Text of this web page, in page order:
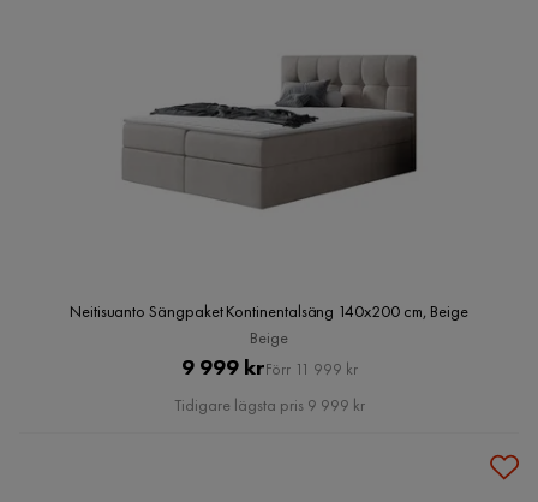
Neitisuanto Sängpaket Kontinentalsäng 140x200 cm, Beige
Beige
Pris
9 999 krOriginal
Pris
Förr 11 999 kr
Tidigare lägsta pris 9 999 kr